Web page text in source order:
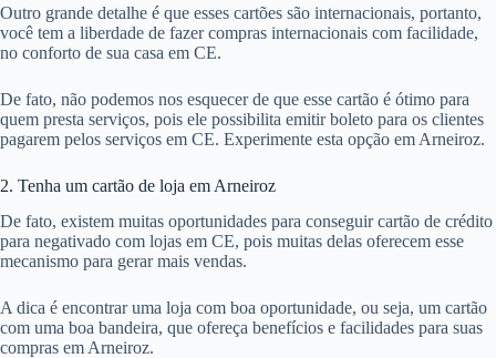
Outro grande detalhe é que esses cartões são internacionais, portanto,
você tem a liberdade de fazer compras internacionais com facilidade,
no conforto de sua casa em CE.
De fato, não podemos nos esquecer de que esse cartão é ótimo para
quem presta serviços, pois ele possibilita emitir boleto para os clientes
pagarem pelos serviços em CE. Experimente esta opção em Arneiroz.
2. Tenha um cartão de loja em Arneiroz
De fato, existem muitas oportunidades para conseguir cartão de crédito
para negativado com lojas em CE, pois muitas delas oferecem esse
mecanismo para gerar mais vendas.
A dica é encontrar uma loja com boa oportunidade, ou seja, um cartão
com uma boa bandeira, que ofereça benefícios e facilidades para suas
compras em Arneiroz.